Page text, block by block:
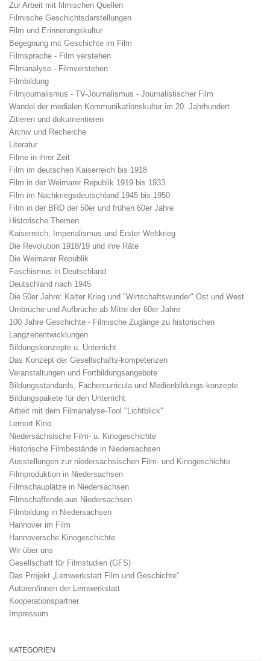
Zur Arbeit mit filmischen Quellen
Filmische Geschichtsdarstellungen
Film und Erinnerungskultur
Begegnung mit Geschichte im Film
Filmsprache - Film verstehen
Filmanalyse - Filmverstehen
Filmbildung
Filmjournalismus - TV-Journalismus - Journalistischer Film
Wandel der medialen Kommunikationskultur im 20. Jahrhundert
Zitieren und dokumentieren
Archiv und Recherche
Literatur
Filme in ihrer Zeit
Film im deutschen Kaiserreich bis 1918
Film in der Weimarer Republik 1919 bis 1933
Film im Nachkriegsdeutschland 1945 bis 1950
Film in der BRD der 50er und frühen 60er Jahre
Historische Themen
Kaiserreich, Imperialismus und Erster Weltkrieg
Die Revolution 1918/19 und ihre Räte
Die Weimarer Republik
Faschismus in Deutschland
Deutschland nach 1945
Die 50er Jahre: Kalter Krieg und "Wirtschaftswunder" Ost und West
Umbrüche und Aufbrüche ab Mitte der 60er Jahre
100 Jahre Geschichte - Filmische Zugänge zu historischen
Langzeitentwicklungen
Bildungskonzepte u. Unterricht
Das Konzept der Gesellschafts-kompetenzen
Veranstaltungen und Fortbildungsangebote
Bildungsstandards, Fächercurricula und Medienbildungs-konzepte
Bildungspakete für den Unterricht
Arbeit mit dem Filmanalyse-Tool "Lichtblick"
Lernort Kino
Niedersächsische Film- u. Kinogeschichte
Historische Filmbestände in Niedersachsen
Ausstellungen zur niedersächsischen Film- und Kinogeschichte
Filmproduktion in Niedersachsen
Filmschauplätze in Niedersachsen
Filmschaffende aus Niedersachsen
Filmbildung in Niedersachsen
Hannover im Film
Hannoversche Kinogeschichte
Wir über uns
Gesellschaft für Filmstudien (GFS)
Das Projekt „Lernwerkstatt Film und Geschichte“
Autoren/innen der Lernwerkstatt
Kooperationspartner
Impressum
KATEGORIEN